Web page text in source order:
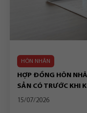
HÔN NHÂN
HỢP ĐỒNG HÔN
SẢN CÓ TRƯỚC KHI
15/07/2026